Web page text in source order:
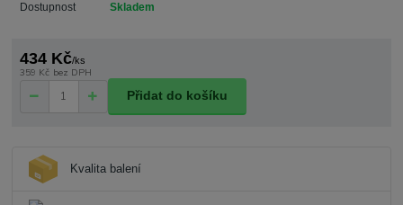
Dostupnost Skladem
434 Kč/ks
359 Kč bez DPH
Přidat do košíku
Kvalita balení